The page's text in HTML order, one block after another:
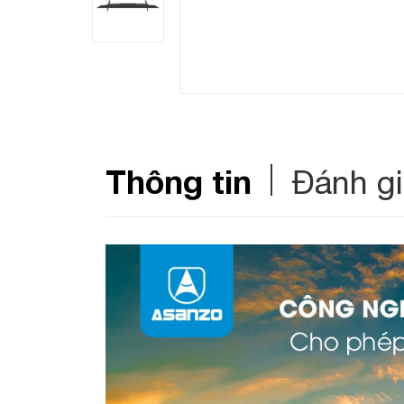
Thông tin Đánh